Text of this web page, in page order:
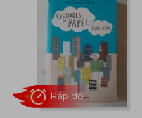
10%
dcto.